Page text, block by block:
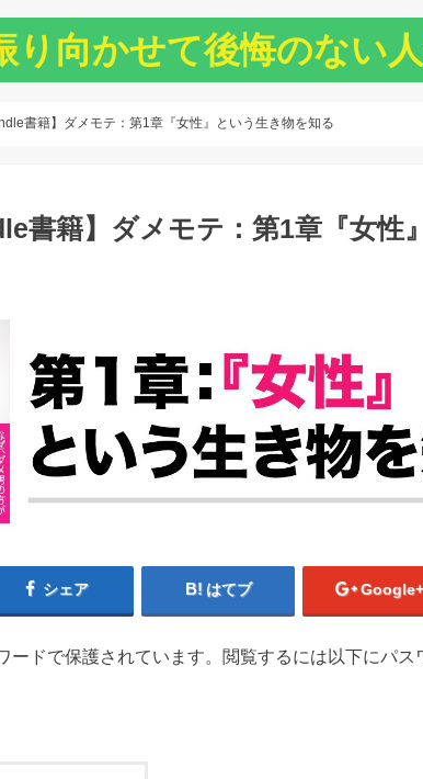
り向かせて後悔のない
書籍】ダメモテ：第1章『女性』という生き物を知る
書籍】ダメモテ：第1章『女性
シェア はてブ
ードで保護されています。閲覧するには以下にパス